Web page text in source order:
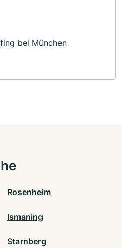
bei München
Rosenheim
Ismaning
Starnberg